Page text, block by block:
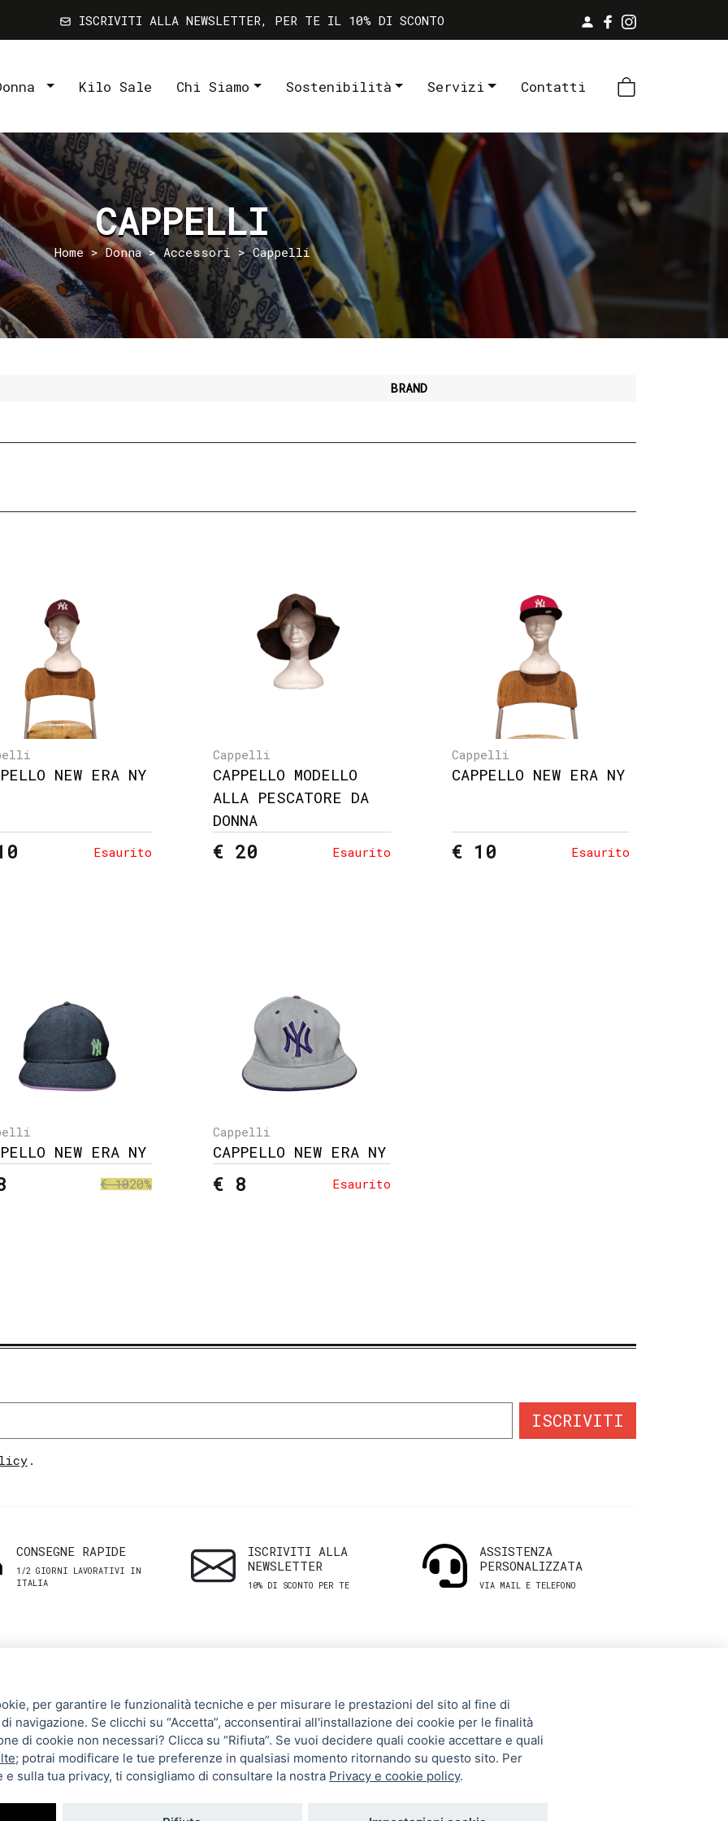
ISCRIVITI ALLA NEWSLETTER, PER TE IL 10% DI SCONTO
Kilo Sale Chi Siamo Sostenibilità Servizi Contatti
CAPPELLI
Home>Donna>Accessori > Cappelli
BRAND
NEW ERA NY
Esaurito
Cappelli
CAPPELLO MODELLO
ALLA PESCATORE DA
DONNA
€ 20 Esaurito
Cappelli
CAPPELLO NEW ERA NY
€ 10 Esaurito
NEW ERA NY
€ 1020%
Cappelli
CAPPELLO NEW ERA NY
€ 8 Esaurito
ISCRIVITI
.
CONSEGNE RAPIDE
1/2 GIORNI LAVORATIVI IN
ITALIA
ISCRIVITI ALLA
NEWSLETTER
10% DI SCONTO PER TE
ASSISTENZA
PERSONALIZZATA
VIA MAIL E TELEFONO
Uomo
Donna
Brand
Tutti i prodotti
CLIENTI
Termini e Condizioni
Spedizioni e resi
UTILI
Storia
Gift Card
per garantire le funzionalità tecniche e per misurare le prestazioni del sito al fine di
navigazione. Se clicchi su “Accetta”, acconsentirai all'installazione dei cookie per le finalità
di cookie non necessari? Clicca su “Rifiuta”. Se vuoi decidere quali cookie accettare e quali
; potrai modificare le tue preferenze in qualsiasi momento ritornando su questo sito. Per
sulla tua privacy, ti consigliamo di consultare la nostra Privacy e cookie policy.